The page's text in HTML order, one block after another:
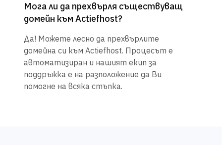
Мога ли да прехвърля съществуващ
домейн към Actiefhost?
Да! Можете лесно да прехвърлите
домейна си към Actiefhost. Процесът е
автоматизиран и нашият екип за
поддръжка е на разположение да Ви
помогне на всяка стъпка.